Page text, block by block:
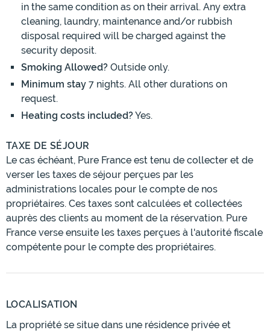
in the same condition as on their arrival. Any extra
cleaning, laundry, maintenance and/or rubbish
disposal required will be charged against the
security deposit.
Smoking Allowed? Outside only.
Minimum stay 7 nights. All other durations on
request.
Heating costs included?Yes.
TAXE DE SÉJOUR
Le cas échéant, Pure France est tenu de collecter et de
verser les taxes de séjour perçues par les
administrations locales pour le compte de nos
propriétaires. Ces taxes sont calculées et collectées
auprès des clients au moment de la réservation. Pure
France verse ensuite les taxes perçues à l'autorité fiscale
compétente pour le compte des propriétaires.
LOCALISATION
La propriété se situe dans une résidence privée et